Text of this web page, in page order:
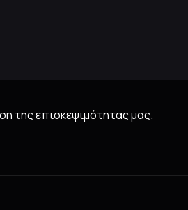
της επισκεψιμότητας μας.